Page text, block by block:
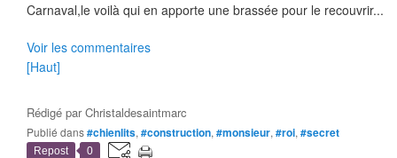
Carnaval,le voilà qui en apporte une brassée pour le recouvrir...
Voir les commentaires
[Haut]
Rédigé parChristaldesaintmarc
Publié dans#chienlits, #construction, #monsieur, #roi, #secret
Repost 0